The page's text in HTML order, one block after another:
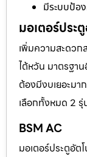
มีระบบป้อ
มอเตอร์ประ
เพิ่มความสะดวก
ไต้หวัน มาตรฐาน
ต้องมีงบเยอะมา
เลือกทั้งหมด 2
BSM AC
มอเตอร์ประตูอัต